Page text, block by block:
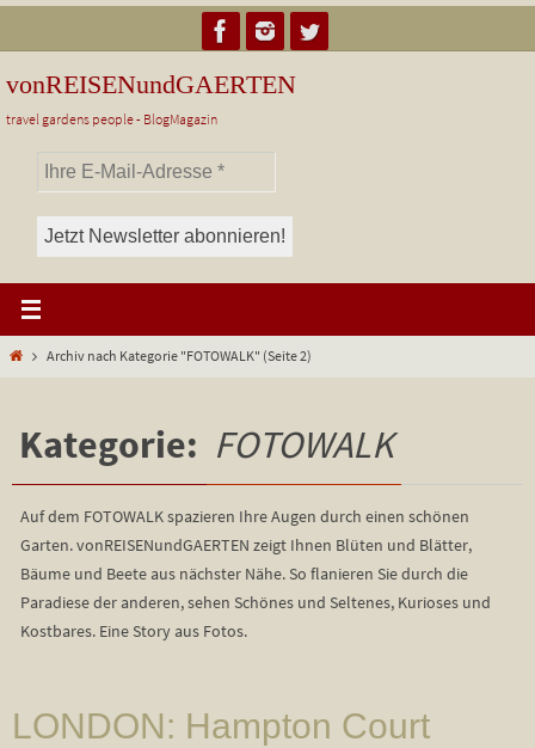
Inhalt
springen
vonREISENundGAERTEN
travel gardens people - BlogMagazin
StartArchiv nach Kategorie "FOTOWALK" (Seite 2)
Kategorie: FOTOWALK
Auf dem FOTOWALK spazieren Ihre Augen durch einen schönen
Garten. vonREISENundGAERTEN zeigt Ihnen Blüten und Blätter,
Bäume und Beete aus nächster Nähe. So flanieren Sie durch die
Paradiese der anderen, sehen Schönes und Seltenes, Kurioses und
Kostbares. Eine Story aus Fotos.
LONDON: Hampton Court